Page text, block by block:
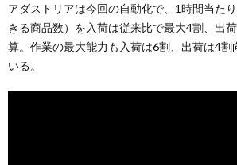
アダストリアは今回の自動化で、1時間当た
きる商品数）を入荷は従来比で最大4割、出
算。作業の最大能力も入荷は6割、出荷は4割
いる。